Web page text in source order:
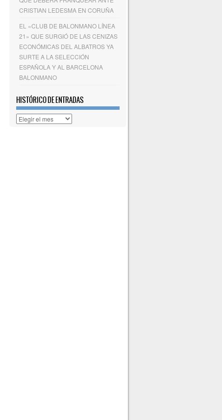
CRISTIAN LEDESMA EN CORUÑA
EL «CLUB DE BALONMANO LÍNEA
21» QUE SURGIÓ DE LAS CENIZAS
ECONÓMICAS DEL ALBATROS YA
SURTE A LA SELECCIÓN
ESPAÑOLA Y AL BARCELONA
BALONMANO
HISTÓRICO DE ENTRADAS
Histórico